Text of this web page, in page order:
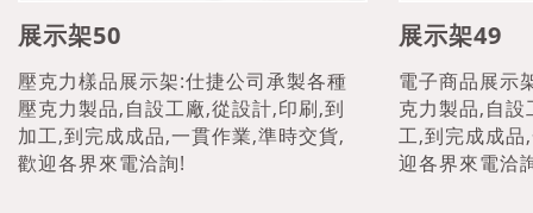
展示架50
壓克力樣品展示架:仕捷公司承製各種
壓克力製品,自設工廠,從設計,印刷,到
加工,到完成成品,一貫作業,準時交貨,
歡迎各界來電洽詢!
展示架49
電子商品展示
克力製品,自
工,到完成成
迎各界來電洽